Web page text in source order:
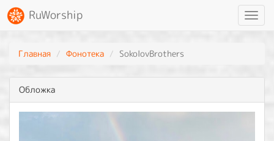
RuWorship
Главная Фонотека SokolovBrothers
Обложка